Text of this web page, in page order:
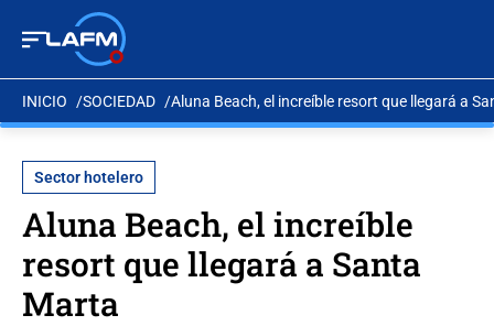
INICIO SOCIEDAD Aluna Beach, el increíble resort que llegará a
Sector hotelero
Aluna Beach, el increíble
resort que llegará a Santa
Marta